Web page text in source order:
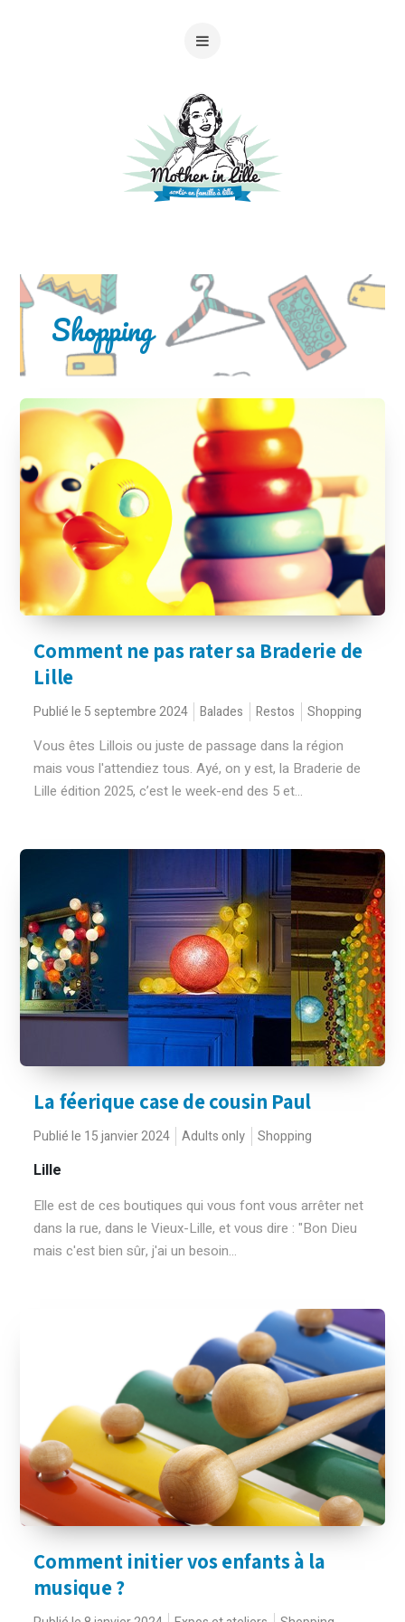
Shopping
Comment ne pas rater sa Braderie de
Lille
Publié le 5 septembre 2024 Balades Restos Shopping
Vous êtes Lillois ou juste de passage dans la région
mais vous l'attendiez tous. Ayé, on y est, la Braderie de
Lille édition 2025, c’est le week-end des 5 et...
La féerique case de cousin Paul
Publié le 15 janvier 2024 Adults only Shopping
Lille
Elle est de ces boutiques qui vous font vous arrêter net
dans la rue, dans le Vieux-Lille, et vous dire : "Bon Dieu
mais c'est bien sûr, j'ai un besoin...
Comment initier vos enfants à la
musique ?